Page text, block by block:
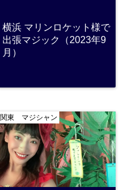
横浜 マリンロケット様で
出張マジック（2023年9
月）
関東 マジシャン